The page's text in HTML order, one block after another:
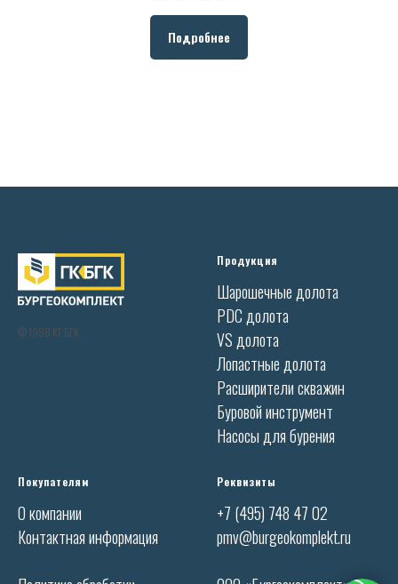
Подробнее
© 1998 КГ БГК
Продукция
Шарошечные долота
PDC долота
VS долота
Лопастные долота
Расширители скважин
Буровой инструмент
Насосы для бурения
Покупателям
О компании
Контактная информация
Реквизиты
+7 (495) 748 47 02
pmv@burgeokomplekt.ru